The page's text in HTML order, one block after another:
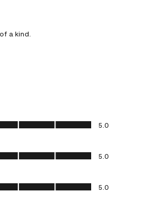
a kind.
of 5
5.0
5
5.0
5
5.0